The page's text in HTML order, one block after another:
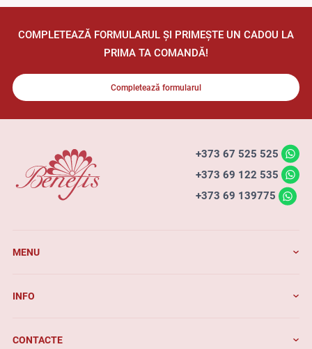
COMPLETEAZĂ FORMULARUL ȘI PRIMEȘTE UN CADOU LA
PRIMA TA COMANDĂ!
Completează formularul
+373 67 525 525
+373 69 122 535
+373 69 139775
MENU
INFO
CONTACTE